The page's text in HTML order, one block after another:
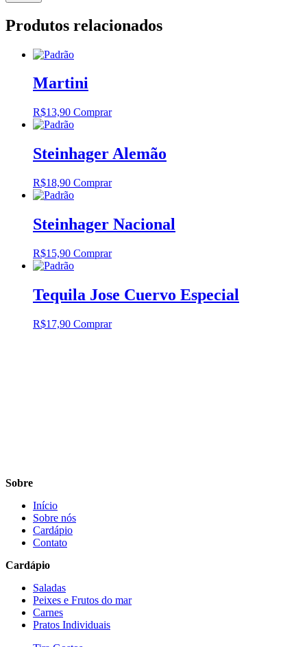
Produtos relacionados
Martini
R$13,90 Comprar
Steinhager Alemão
R$18,90 Comprar
Steinhager Nacional
R$15,90 Comprar
Tequila Jose Cuervo Especial
R$17,90 Comprar
Sobre
Início
Sobre nós
Cardápio
Contato
Cardápio
Saladas
Peixes e Frutos do mar
Carnes
Pratos Individuais